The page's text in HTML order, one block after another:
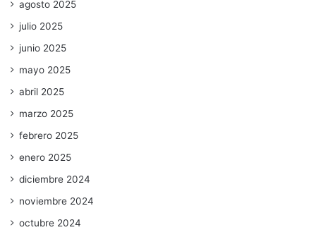
agosto 2025
julio 2025
junio 2025
mayo 2025
abril 2025
marzo 2025
febrero 2025
enero 2025
diciembre 2024
noviembre 2024
octubre 2024